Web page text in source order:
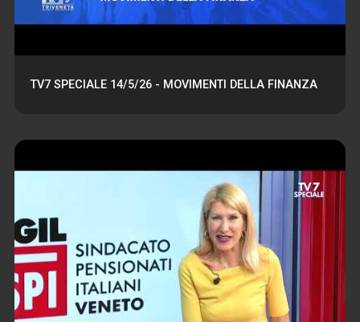
TV7 SPECIALE 14/5/26 - MOVIMENTI DELLA FINANZA